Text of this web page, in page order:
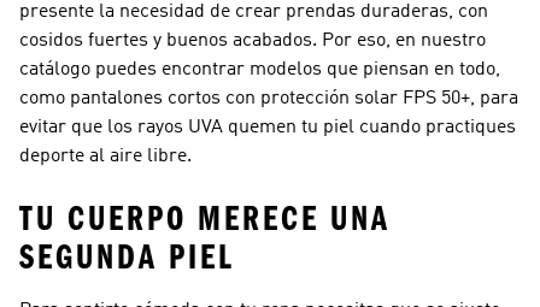
presente la necesidad de crear prendas duraderas, con
cosidos fuertes y buenos acabados. Por eso, en nuestro
catálogo puedes encontrar modelos que piensan en todo,
como pantalones cortos con protección solar FPS 50+, para
evitar que los rayos UVA quemen tu piel cuando practiques
deporte al aire libre.
TU CUERPO MERECE UNA
SEGUNDA PIEL